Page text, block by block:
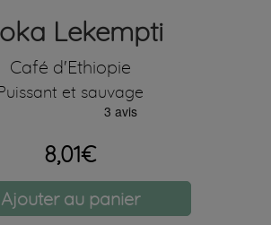
Lekempti
Café d'Ethiopie
et sauvage
8,01€
Ajouter au panier